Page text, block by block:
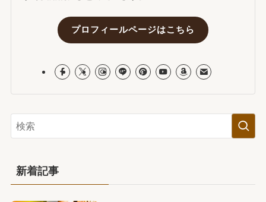
プロフィールページはこちら
新着記事